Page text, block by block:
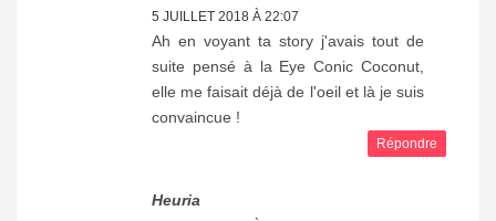
5 JUILLET 2018 À 22:07
Ah en voyant ta story j'avais tout de
suite pensé à la Eye Conic Coconut,
elle me faisait déjà de l'oeil et là je suis
convaincue !
Répondre
Heuria